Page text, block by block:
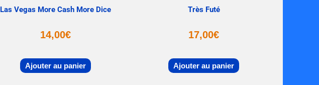
Las Vegas More Cash More Dice
14,00€
Ajouter au panier
Très Futé
17,00€
Ajouter au panier